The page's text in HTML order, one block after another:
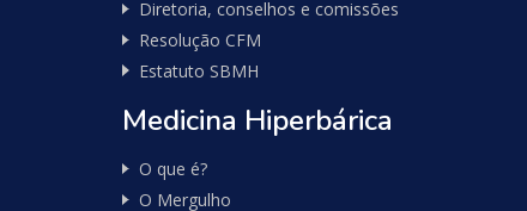
Diretoria, conselhos e comissões
Resolução CFM
Estatuto SBMH
Medicina Hiperbárica
O que é?
O Mergulho